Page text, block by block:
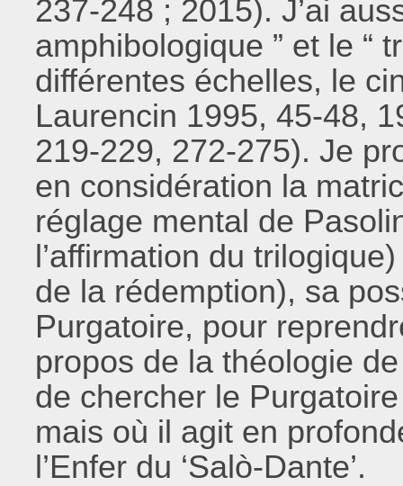
237-248 ; 2015). J’ai
amphibologique ” et le “
différentes échelles, le
Laurencin 1995, 45-48,
219-229, 272-275). Je
en considération la
réglage mental de
l’affirmation du
de la rédemption), sa
Purgatoire, pour
propos de la théologie
de chercher le
mais où il agit en
l’Enfer du ‘Salò-Dante’.